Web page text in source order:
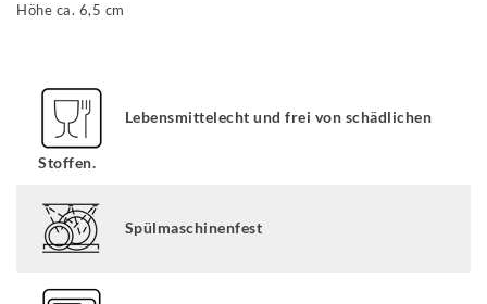
Höhe ca. 6,5 cm
Lebensmittelecht und frei von schädlichen
Stoffen.
Spülmaschinenfest